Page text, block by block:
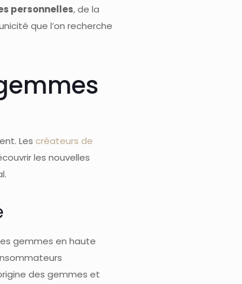
personnelles, de la
que l’on recherche
Les créateurs de
les nouvelles
gemmes en haute
des gemmes et